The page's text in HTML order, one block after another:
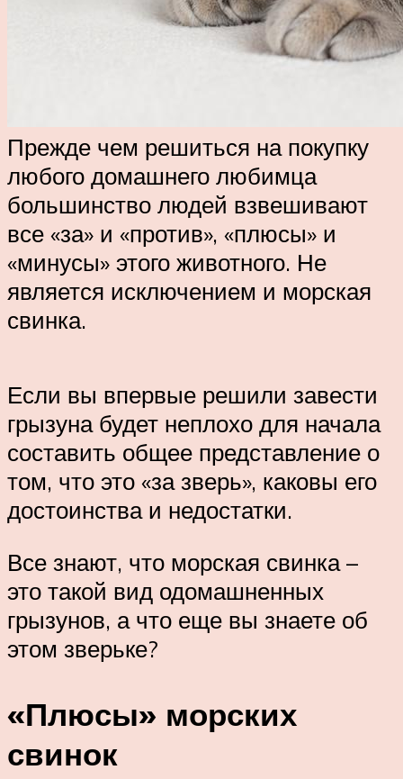
Прежде чем решиться на покупку
любого домашнего любимца
большинство людей взвешивают
все «за» и «против», «плюсы» и
«минусы» этого животного. Не
является исключением и морская
свинка.
Если вы впервые решили завести
грызуна будет неплохо для начала
составить общее представление о
том, что это «за зверь», каковы его
достоинства и недостатки.
Все знают, что морская свинка –
это такой вид одомашненных
грызунов, а что еще вы знаете об
этом зверьке?
«Плюсы» морских
свинок